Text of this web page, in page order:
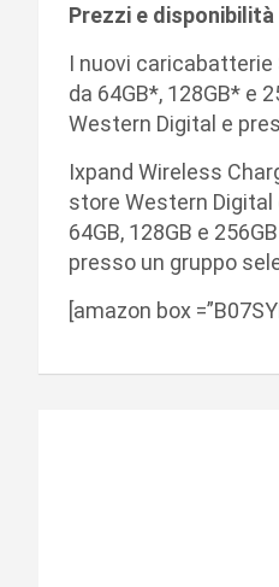
Prezzi e disponibilità
I nuovi caricabatterie
da 64GB*, 128GB* e
Western Digital e
Ixpand Wireless
store Western Digital
64GB, 128GB e
presso un gruppo
[amazon box